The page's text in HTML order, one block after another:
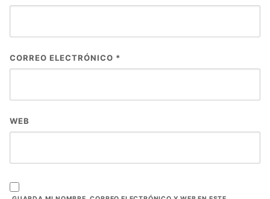
CORREO ELECTRÓNICO *
WEB